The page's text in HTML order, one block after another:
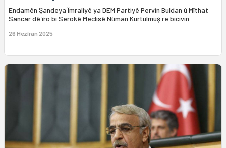
Endamên Şandeya Îmraliyê ya DEM Partiyê Pervîn Buldan û Mîthat
Sancar dê îro bi Serokê Meclisê Nûman Kurtulmuş re bicivin.
26 Hezîran 2025